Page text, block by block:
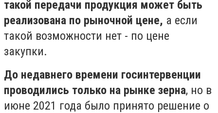
такой передачи продукция может быть
реализована по рыночной цене, а если
такой возможности нет - по цене
закупки.
До недавнего времени госинтервенции
проводились только на рынке зерна, но в
июне 2021 года было принято решение о